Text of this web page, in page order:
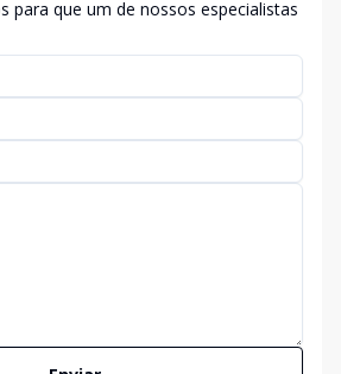
para que um de nossos especialistas